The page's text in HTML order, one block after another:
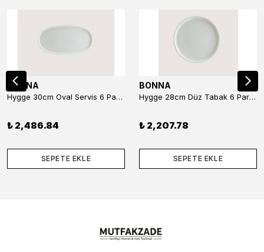
BONNA
Hygge 30cm Oval Servis 6 Parça
₺ 2,486.84
SEPETE EKLE
BONNA
Hygge 28cm Düz Tabak 6 Parça
₺ 2,207.78
SEPETE EKLE